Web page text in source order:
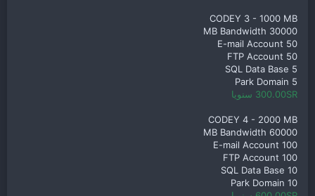
CODEY 3 - 1000 MB
30000 MB Bandwidth
50 E-mail Account
50 FTP Account
5 SQL Data Base
5 Park Domain
300.00SR سنويا
CODEY 4 - 2000 MB
60000 MB Bandwidth
100 E-mail Account
100 FTP Account
10 SQL Data Base
10 Park Domain